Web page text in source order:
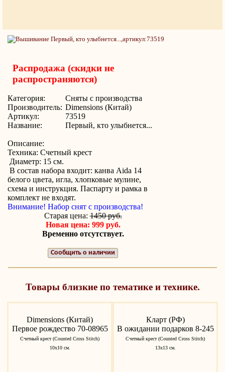
Распродажа (скидки не
распространяются)
Категория:
Сняты с производства
Производитель: Dimensions (Китай)
Артикул:
73519
Название:
Первый, кто улыбнется...
Описание:
Техника: Счетный крест
Диаметр: 15 см.
В состав набора входит: канва Aida 14
белого цвета, игла, хлопковые мулине,
схема и инструкция. Паспарту и рамка в
комплект не входят.
Внимание! Набор снят с производства!
Старая цена:1450 руб.
Новая цена: 999 руб.
Временно отсутствует.
Сообщить о наличии
Товары близкие по тематике и технике.
Dimensions (Китай)
Первое рождество 70-08965
Счетный крест (Counted Cross Stitch)
10х10 см.
Кларт (РФ)
В ожидании подарков 8-245
Счетный крест (Counted Cross Stitch)
13х13 см.